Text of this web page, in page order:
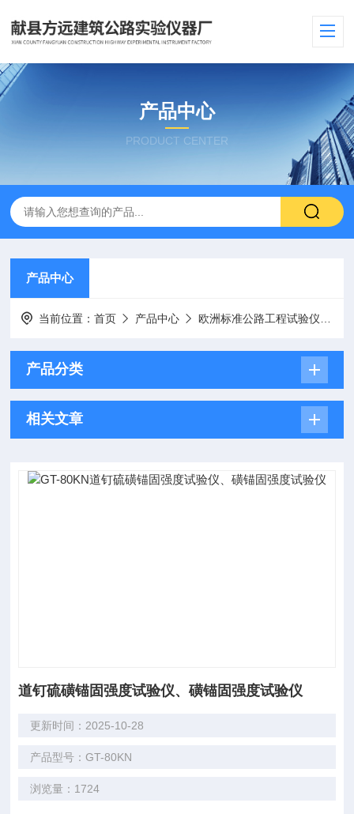
产品中心
PRODUCT CENTER
产品中心
当前位置：首页 产品中心 欧洲标准公路工程试验仪器
产品分类
相关文章
道钉硫磺锚固强度试验仪、磺锚固强度试验仪
更新时间：2025-10-28
产品型号：GT-80KN
浏览量：1724